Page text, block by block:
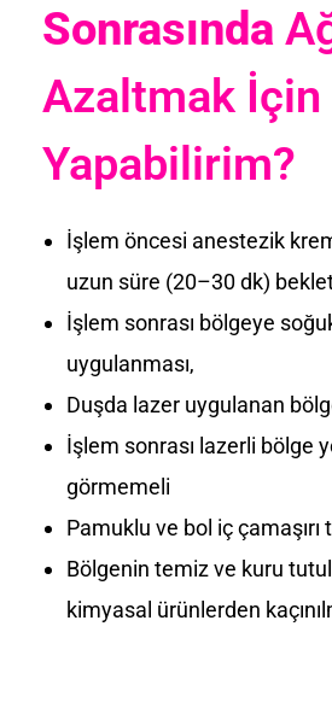
Sonrasında
Azaltmak İçin
Yapabilirim?
İşlem öncesi anestezik
uzun süre (20–30 dk)
İşlem sonrası bölgeye
uygulanması,
Duşda lazer uygulanan
İşlem sonrası lazerli bölge
görmemeli
Pamuklu ve bol iç
Bölgenin temiz ve kuru
kimyasal ürünlerden